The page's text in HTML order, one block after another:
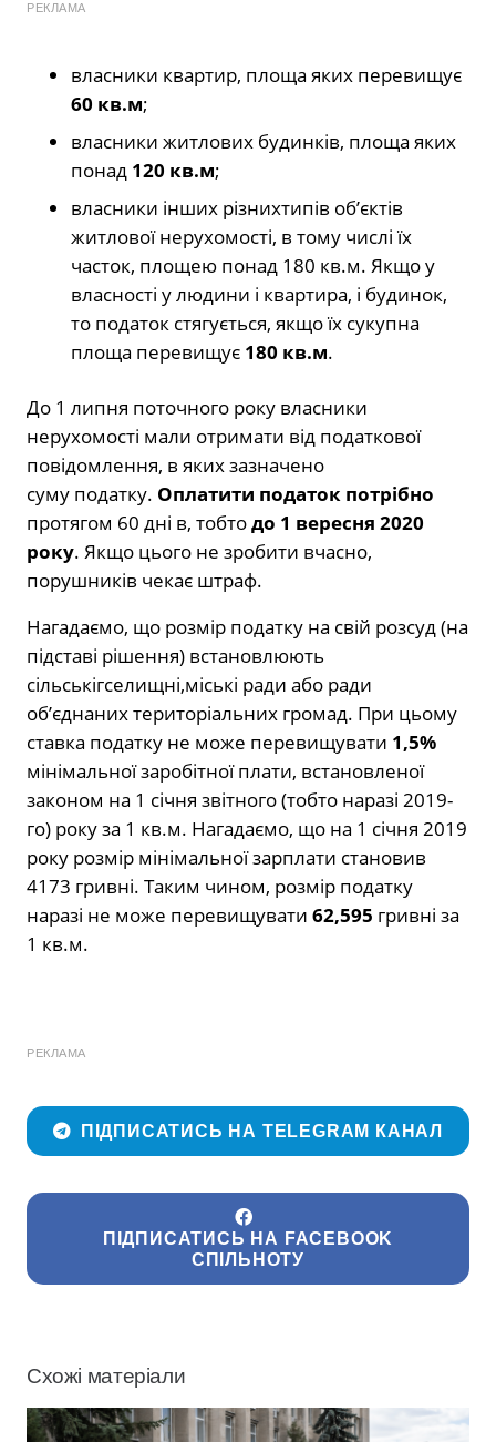
РЕКЛАМА
власники квартир, площа яких пе­ревищує
60 кв.м;
власники житлових будинків, площа яких
понад 120 кв.м;
власники інших різнихтипів об’єктів
житлової нерухомості, в тому числі їх
часток, площею понад 180 кв.м. Якщо у
власності у людини і квар­тира, і будинок,
то податок стягуєть­ся, якщо їх сукупна
площа перевищує 180 кв.м.
До 1 липня поточного року власники
нерухомості мали отримати від подат­кової
повідомлення, в яких зазначено
суму податку. Оплатити податок по­трібно
протягом 60 дні в, тобтодо 1 ве­ресня 2020
року. Якщо цього не зроби­ти вчасно,
порушників чекає штраф.
Нагадаємо, що розмір податку на свій розсуд (на
підставі рішення) вста­новлюють
сільськігселищні,міські ради або ради
об’єднаних територіальних громад. При цьому
ставка податку не може перевищувати 1,5%
мінімальної заробітної плати, встановленої
зако­ном на 1 січня звітного (тобто наразі 2019-
го) року за 1 кв.м. Нагадаємо, що на 1 січня 2019
року розмір мінімаль­ної зарплати становив
4173 гривні. Та­ким чином, розмір податку
наразі не може перевищувати 62,595 гривні за
1 кв.м.
РЕКЛАМА
ПІДПИСАТИСЬ НА TELEGRAM КАНАЛ
ПІДПИСАТИСЬ НА FACEBOOK
СПІЛЬНОТУ
Схожі матеріали